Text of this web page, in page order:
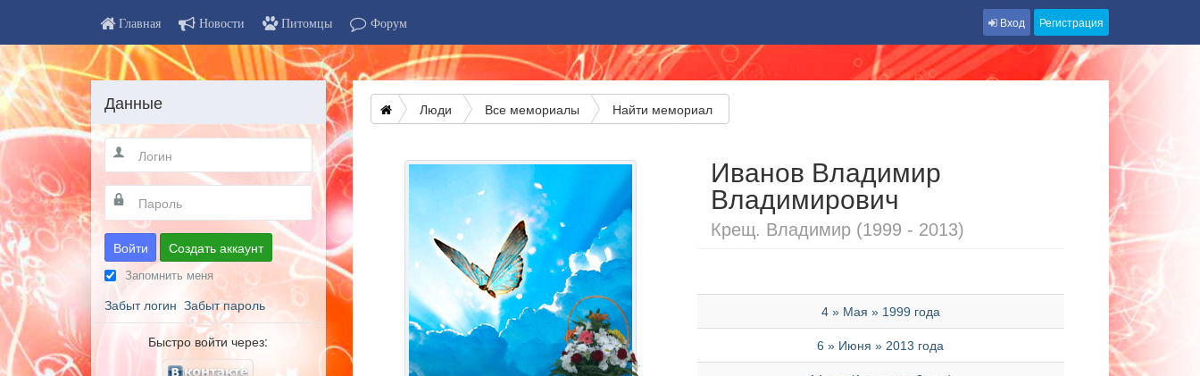
Главная Новости Питомцы Форум Вход Регистрация
Люди Все мемориалы Найти мемориал
Иванов Владимир
Владимирович
Крещ. Владимир (1999 - 2013)
4 » Мая » 1999 года
6 » Июня » 2013 года
Данные
Войти Создать аккаунт
Запомнить меня
Забыт логин Забыт пароль
Быстро войти через: